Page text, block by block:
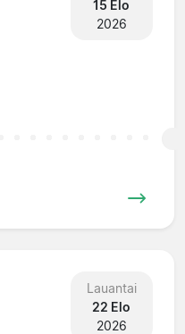
15 Elo
2026
Lauantai
22 Elo
2026